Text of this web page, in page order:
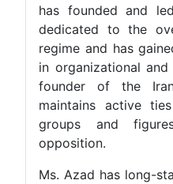
has founded
dedicated to
regime and has
in
founder of
maintains
groups and
opposition.
Ms. Azad has